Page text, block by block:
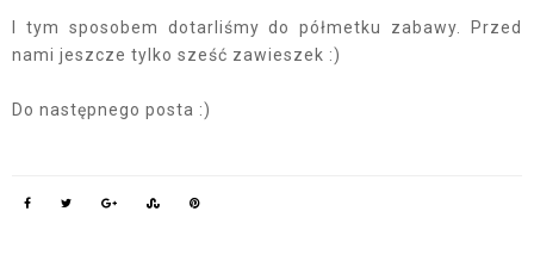
I tym sposobem dotarliśmy do półmetku zabawy. Przed
nami jeszcze tylko sześć zawieszek :)
Do następnego posta :)